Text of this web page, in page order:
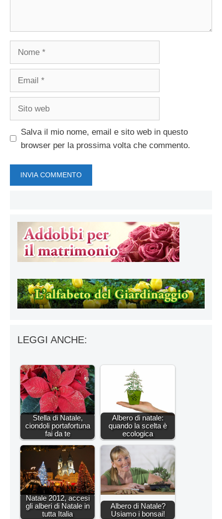
Salva il mio nome, email e sito web in questo
browser per la prossima volta che commento.
LEGGI ANCHE:
Stella di Natale,
ciondoli portafortuna
fai da te
Albero di natale:
quando la scelta è
ecologica
Natale 2012, accesi
gli alberi di Natale in
tutta Italia
Albero di Natale?
Usiamo i bonsai!